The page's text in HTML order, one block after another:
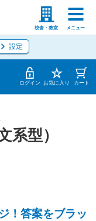
校舎・教室 メニュー
学校の先生
設定
ログイン お気に入り カート
系型）
！答案をブラッ